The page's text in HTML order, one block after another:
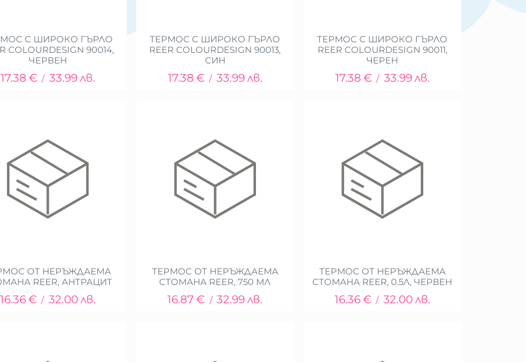
С ШИРОКО ГЪРЛО
COLOURDESIGN 90014,
ЧЕРВЕН
17.38 € / 33.99лв.
ТЕРМОС С ШИРОКО ГЪРЛО
REER COLOURDESIGN 90013,
СИН
17.38 € / 33.99лв.
ТЕРМОС С ШИРОКО ГЪРЛО
REER COLOURDESIGN 90011,
ЧЕРЕН
17.38 € / 33.99лв.
ОТ НЕРЪЖДАЕМА
REER, АНТРАЦИТ
16.36€ / 32.00лв.
ТЕРМОС ОТ НЕРЪЖДАЕМА
СТОМАНА REER, 750 МЛ
16.87€ / 32.99лв.
ТЕРМОС ОТ НЕРЪЖДАЕМА
СТОМАНА REER, 0.5Л, ЧЕРВЕН
16.36€ / 32.00лв.